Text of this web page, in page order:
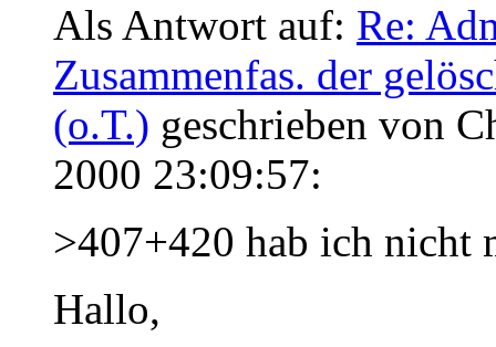
Als Antwort auf: Re:
Zusammenfas. der
(o.T.) geschrieben von
2000 23:09:57:
>407+420 hab ich nicht
Hallo,